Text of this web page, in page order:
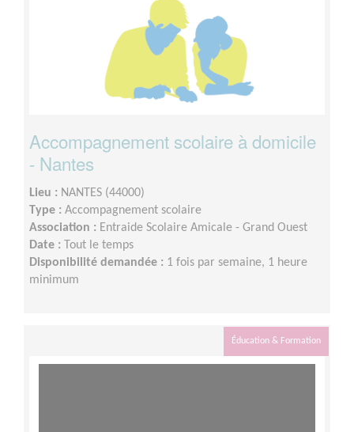
Accompagnement scolaire à domicile
- Nantes
Lieu : NANTES (44000)
Type : Accompagnement scolaire
Association : Entraide Scolaire Amicale - Grand Ouest
Date :
Tout le temps
Disponibilité demandée : 1 fois par semaine, 1 heure
minimum
Éducation & Formation